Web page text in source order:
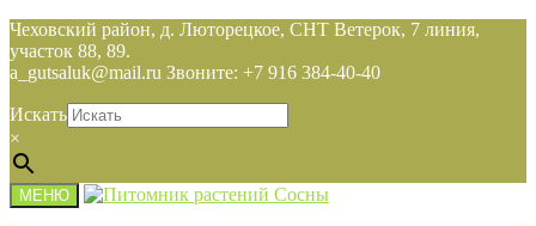
Чеховский район, д. Люторецкое, СНТ Ветерок, 7 линия,
участок 88, 89.
a_gutsaluk@mail.ru Звоните: +7 916 384-40-40
Искать
×
МЕНЮ